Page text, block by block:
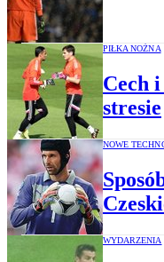
PIŁKA NOŻNA
Cech
stresie
NOWE
WYDARZENIA